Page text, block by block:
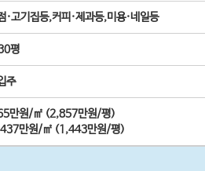
·고기집등,커피·제과등,미용·네일등
평
주
만원/㎡ (2,857만원/평)
만원/㎡ (1,443만원/평)